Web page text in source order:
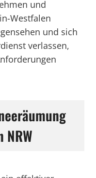
und
Westfalen
und sich
verlassen,